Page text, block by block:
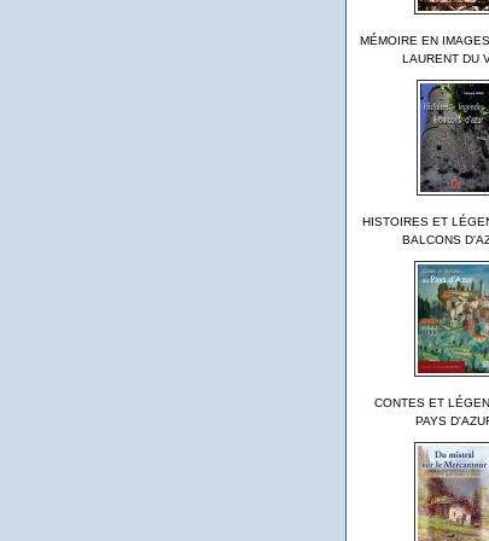
MÉMOIRE EN
LAURENT DU
HISTOIRES ET
BALCONS
CONTES ET
PAYS